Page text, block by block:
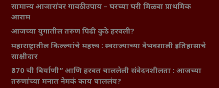
सामान्य आजारांवर गावठी उपाय – घरच्या घरी मिळवा प्राथमिक
आराम
आजच्या युगातील तरुण पिढी कुठे हरवली?
महाराष्ट्रातील किल्ल्यांचे महत्त्व : स्वराज्याच्या वैभवशाली इतिहासाचे
साक्षीदार
₹370 ची बिर्याणी” आणि हरवत चाललेली संवेदनशीलता : आजच्या
तरुणांच्या मनात नेमकं काय चाललंय?